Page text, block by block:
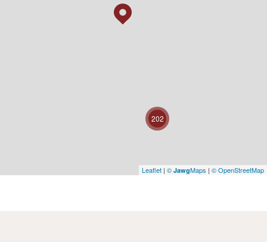
202
Leaflet | © JawgMaps | © OpenStreetMap